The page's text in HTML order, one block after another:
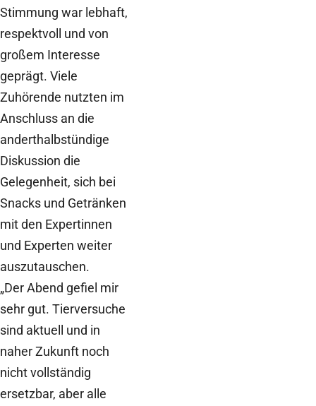
Stimmung war lebhaft,
respektvoll und von
großem Interesse
geprägt. Viele
Zuhörende nutzten im
Anschluss an die
anderthalbstündige
Diskussion die
Gelegenheit, sich bei
Snacks und Getränken
mit den Expertinnen
und Experten weiter
auszutauschen.
„Der Abend gefiel mir
sehr gut. Tierversuche
sind aktuell und in
naher Zukunft noch
nicht vollständig
ersetzbar, aber alle